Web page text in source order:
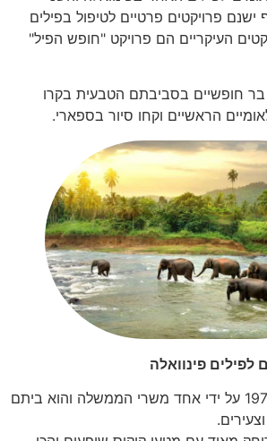
ישנם פרויקטים פרטיים לטיפול בפילים
העיקריים הם פרויקט "חופש הפיל"
בר חופשיים בסביבתם הטבעית בקרו
הראשיים וקחו סיור בספארי.
לפילים פינוואלה
המקום נוסד בשנת 1975 על ידי אחד משרי הממשלה והוא ביתם